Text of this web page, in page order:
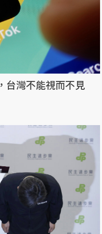
台灣不能視而不見